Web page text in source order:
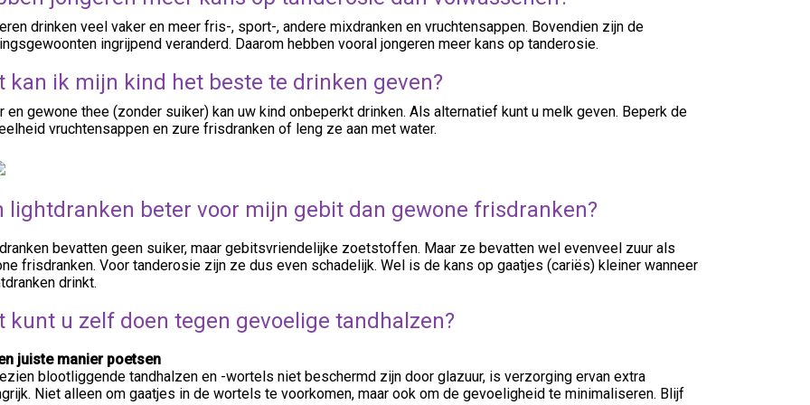
drinken veel vaker en meer fris-, sport-, andere mixdranken en vruchtensappen. Bovendien zijn de
ingrijpend veranderd. Daarom hebben vooral jongeren meer kans op tanderosie.
kan ik mijn kind het beste te drinken geven?
en gewone thee (zonder suiker) kan uw kind onbeperkt drinken. Als alternatief kunt u melk geven. Beperk de
vruchtensappen en zure frisdranken of leng ze aan met water.
lightdranken beter voor mijn gebit dan gewone frisdranken?
bevatten geen suiker, maar gebitsvriendelijke zoetstoffen. Maar ze bevatten wel evenveel zuur als
frisdranken. Voor tanderosie zijn ze dus even schadelijk. Wel is de kans op gaatjes (cariës) kleiner wanneer
drinkt.
kunt u zelf doen tegen gevoelige tandhalzen?
juiste manier poetsen
blootliggende tandhalzen en -wortels niet beschermd zijn door glazuur, is verzorging ervan extra
Niet alleen om gaatjes in de wortels te voorkomen, maar ook om de gevoeligheid te minimaliseren. Blijf